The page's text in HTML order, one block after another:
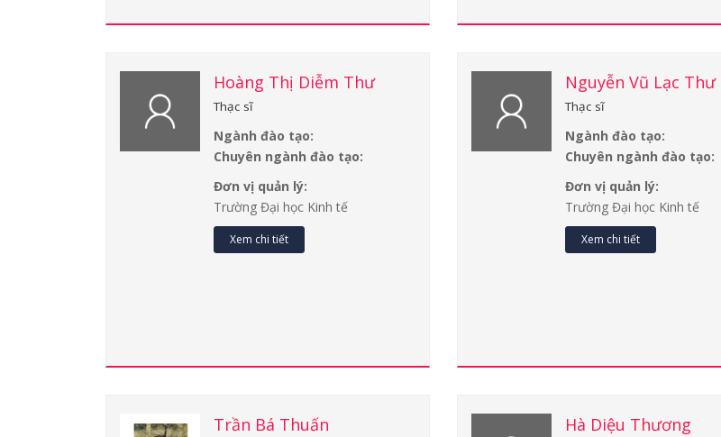
Hoàng Thị Diễm Thư
Thạc sĩ
Ngành đào tạo:
Chuyên ngành đào tạo:
Đơn vị quản lý:
Trường Đại học Kinh tế
Xem chi tiết
Nguyễn Vũ Lạc Thư
Thạc sĩ
Ngành đào tạo:
Chuyên ngành đào tạo:
Đơn vị quản lý:
Trường Đại học Kinh tế
Xem chi tiết
Trần Bá Thuấn Hà Diệu Thương